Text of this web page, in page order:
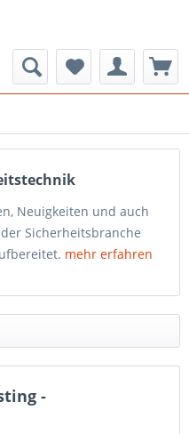
Neuigkeiten und auch
Sicherheitsbranche
mehr erfahren
-